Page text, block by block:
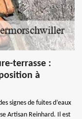
terrasse :
à
signes de fuites d’eaux
Artisan Reinhard. Il est